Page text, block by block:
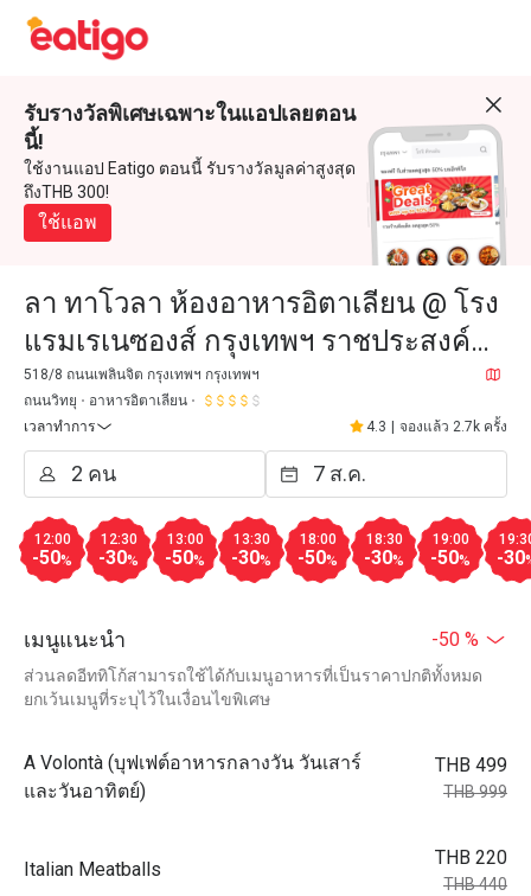
รับรางวัลพิเศษเฉพาะในแอปเลยตอน
นี้!
ใช้งานแอป Eatigo ตอนนี้ รับรางวัลมูลค่าสูงสุด
ถึงTHB 300!
ใช้แอพ
ลา ทาโวลา ห้องอาหารอิตาเลียน @ โรง
แรมเรเนซองส์ กรุงเทพฯ ราชประสงค์
(La Tavola @Renaissance Bangkok
Ratchaprasong Hotel)
518/8 ถนนเพลินจิต กรุงเทพฯ กรุงเทพฯ
ถนนวิทยุ
อาหารอิตาเลียน
เวลาทำการ
4.3 จองแล้ว 2.7k ครั้ง
12:00
-50%
12:30
-30%
13:00
-50%
13:30
-30%
18:00
-50%
18:30
-30%
19:00
-50% -30
เมนูแนะนำ -50 %
ส่วนลดอีททิโก้สามารถใช้ได้กับเมนูอาหารที่เป็นราคาปกติทั้งหมด
ยกเว้นเมนูที่ระบุไว้ในเงื่อนไขพิเศษ
A Volontà (บุฟเฟต์อาหารกลางวัน วันเสาร์
และวันอาทิตย์)
THB 499
THB 999
Italian Meatballs
THB 220
THB 440